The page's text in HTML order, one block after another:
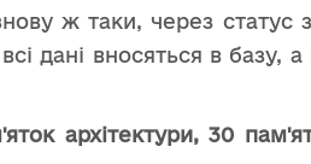
ж таки, через статус
дані вносяться в базу,
архітектури, 30